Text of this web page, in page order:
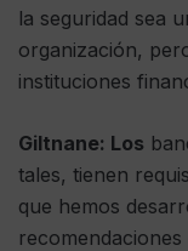
la seguridad sea
organización,
instituciones
Giltnane: Los
tales, tienen
que hemos